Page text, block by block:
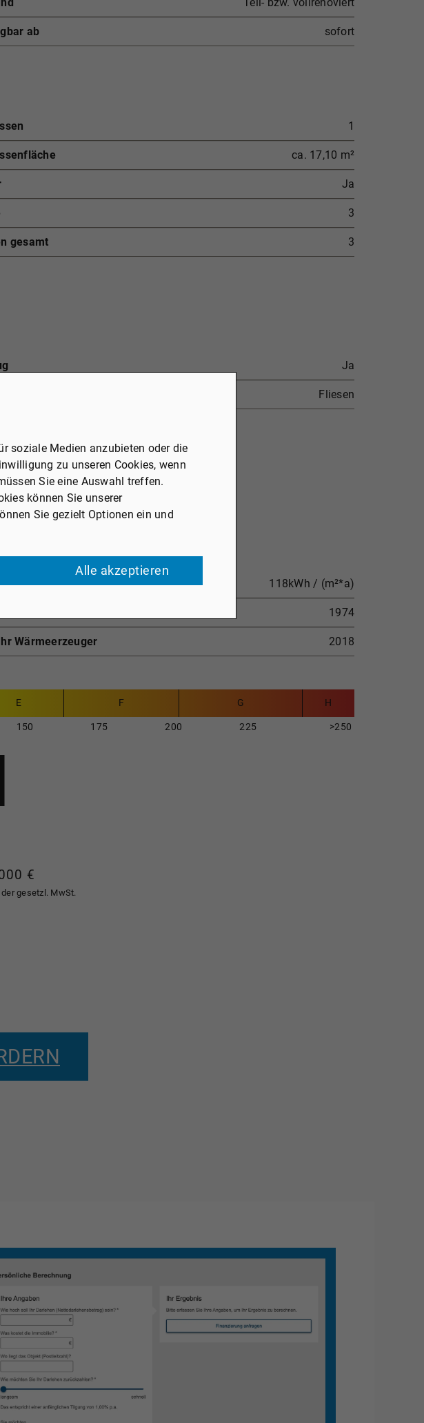
ab sofort
1
ca. 17,10 m²
Ja
3
gesamt 3
Ja
Fliesen
118kWh / (m²*a)
1974
Wärmeerzeuger 2018
E F G H
150 175 200 225 >250
€
gesetzl. MwSt.
soziale Medien anzubieten oder die
zu unseren Cookies, wenn
Sie eine Auswahl treffen.
können Sie unserer
Sie gezielt Optionen ein und
Alle akzeptieren